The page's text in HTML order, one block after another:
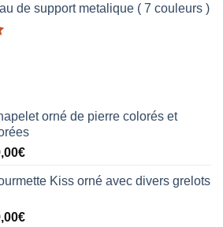
de support metalique ( 7 couleurs )
orné de pierre colorés et
:
€Le
actuel
19,00€.
Kiss orné avec divers grelots
€Le